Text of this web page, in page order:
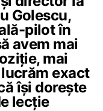
Golescu,
pilot în
avem mai
mai
exact
își dorește
lecție